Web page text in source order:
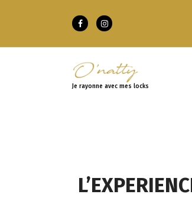
Je rayonne avec mes locks